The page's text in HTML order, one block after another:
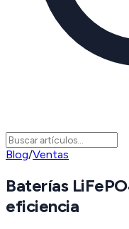
Blog/Ventas
Baterías
eficiencia